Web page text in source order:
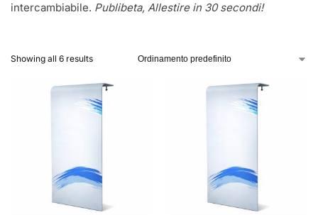
intercambiabile. Publibeta, Allestire in 30 secondi!
Showing all 6 results